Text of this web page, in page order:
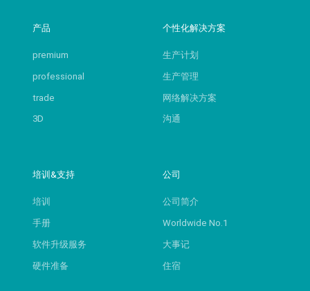
产品
premium
professional
trade
3D
个性化解决方案
生产计划
生产管理
网络解决方案
沟通
培训&支持
培训
手册
软件升级服务
硬件准备
公司
公司简介
Worldwide No.1
大事记
住宿